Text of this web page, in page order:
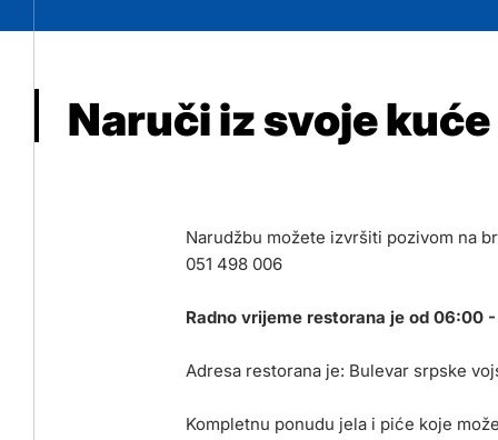
Naruči iz svoje kuće
Narudžbu možete izvršiti pozivom na
051 498 006
Radno vrijeme restorana je od 06:00 -
Adresa restorana je: Bulevar srpske
Kompletnu ponudu jela i piće koje